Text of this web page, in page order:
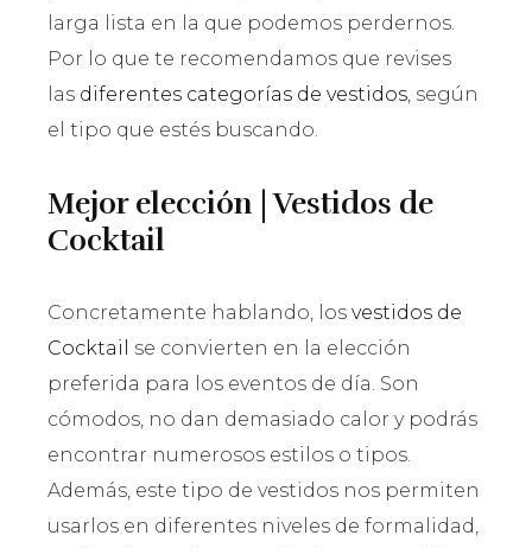
larga lista en la que podemos perdernos.
Por lo que te recomendamos que revises
las diferentes categorías de vestidos , según
el tipo que estés buscando.
Mejor elección | Vestidos de
Cocktail
Concretamente hablando, los vestidos de
Cocktail
se convierten en la elección
preferida para los eventos de día. Son
cómodos, no dan demasiado calor y podrás
encontrar numerosos estilos o tipos.
Además, este tipo de vestidos nos permiten
usarlos en diferentes niveles de formalidad,